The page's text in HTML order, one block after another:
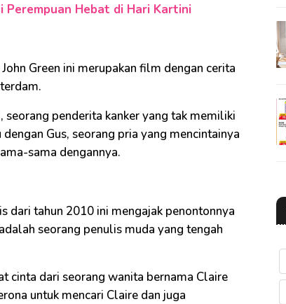
Perempuan Hebat di Hari Kartini
Green ini merupakan film dengan cerita
penderita kanker yang tak memiliki
Gus, seorang pria yang mencintainya
sama dengannya.
tahun 2010 ini mengajak penontonnya
seorang penulis muda yang tengah
cinta dari seorang wanita bernama Claire
untuk mencari Claire dan juga